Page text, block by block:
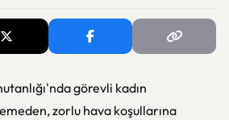
görevli kadın
zorlu hava koşullarına